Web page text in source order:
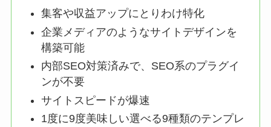
集客や収益アップにとりわけ特化
企業メディアのようなサイトデザインを
構築可能
内部SEO対策済みで、SEO系のプラグイ
ンが不要
サイトスピードが爆速
1度に9度美味しい選べる9種類のテンプレ